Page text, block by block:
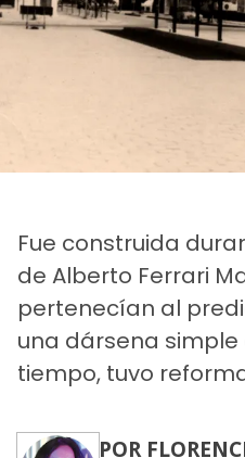
Fue construida
de Alberto Ferrari
pertenecían al
una dársena simple
tiempo, tuvo
POR